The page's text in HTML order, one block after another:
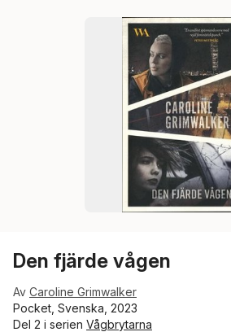
Den fjärde vågen
Av Caroline Grimwalker
Pocket, Svenska, 2023
Del 2 i serien Vågbrytarna